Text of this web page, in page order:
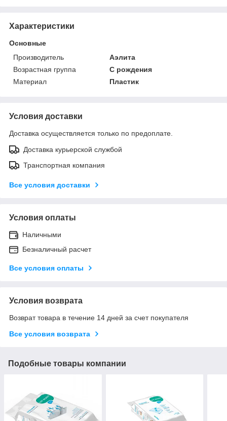
Характеристики
Основные
Производитель
Аэлита
Возрастная группа
С рождения
Материал
Пластик
Условия доставки
Доставка осуществляется только по предоплате.
Доставка курьерской службой
Транспортная компания
Все условия доставки
Условия оплаты
Наличными
Безналичный расчет
Все условия оплаты
Условия возврата
Возврат товара в течение 14 дней за счет покупателя
Все условия возврата
Подобные товары компании